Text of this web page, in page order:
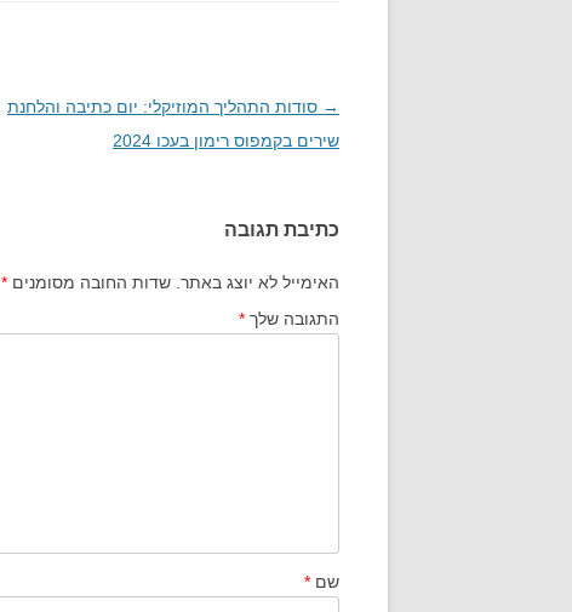
ניווט
בפוסטים
→ סודות התהליך המוזיקלי: יום כתיבה והלחנת
שירים בקמפוס רימון בעכו 2024
כתיבת תגובה
האימייל לא יוצג באתר. שדות החובה מסומנים *
התגובה שלך *
שם *